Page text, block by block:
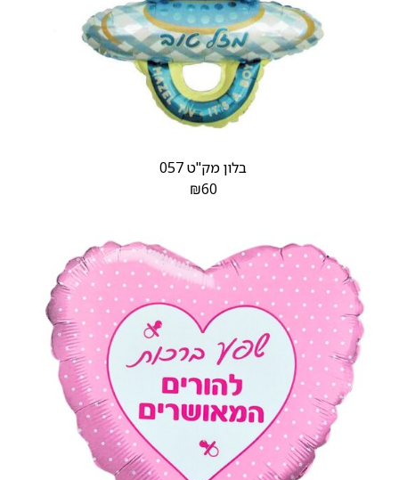
בלון מק"ט 057
₪60